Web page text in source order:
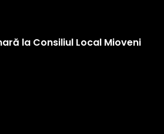
la Consiliul Local Mioveni